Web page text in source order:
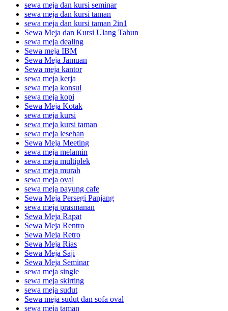
sewa meja dan kursi seminar
sewa meja dan kursi taman
sewa meja dan kursi taman 2in1
Sewa Meja dan Kursi Ulang Tahun
sewa meja dealing
Sewa meja IBM
Sewa Meja Jamuan
Sewa meja kantor
sewa meja kerja
sewa meja konsul
sewa meja kopi
Sewa Meja Kotak
sewa meja kursi
sewa meja kursi taman
sewa meja lesehan
Sewa Meja Meeting
sewa meja melamin
sewa meja multiplek
sewa meja murah
sewa meja oval
sewa meja payung cafe
Sewa Meja Persegi Panjang
sewa meja prasmanan
Sewa Meja Rapat
Sewa Meja Rentro
Sewa Meja Retro
Sewa Meja Rias
Sewa Meja Saji
Sewa Meja Seminar
sewa meja single
sewa meja skirting
sewa meja sudut
Sewa meja sudut dan sofa oval
sewa meja taman